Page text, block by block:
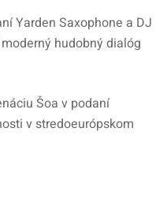
Yarden Saxophone a DJ
hudobný dialóg
Šoa v podaní
v stredoeurópskom